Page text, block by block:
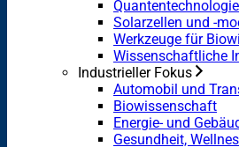
Solarzellen und -
Werkzeuge für
Wissenschaftliche
Industrieller Fokus
Automobil und
Biowissenschaft
Energie- und
Gesundheit,